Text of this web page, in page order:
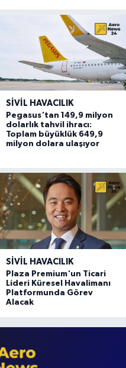
SIVIL HAVACILIK
Pegasus'tan 149,9 milyon
dolarlık tahvil ihracı:
Toplam büyüklük 649,9
milyon dolara ulaşıyor
SIVIL HAVACILIK
Plaza Premium'un Ticari
Lideri Küresel Havalimanı
Platformunda Görev
Alacak